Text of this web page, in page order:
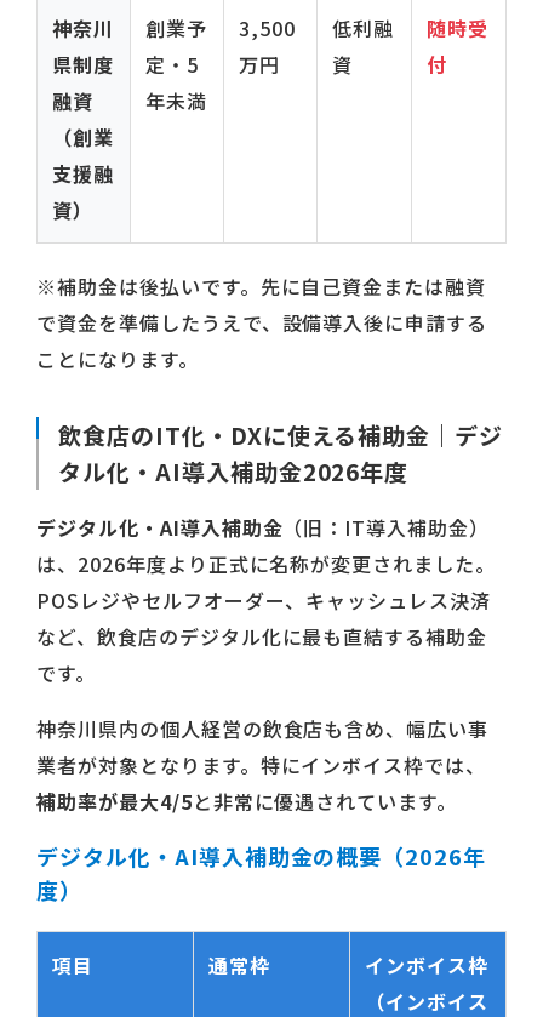
神奈川
県制度
融資
（創業
支援融
資）
創業予
定・5
年未満
3,500
万円
低利融
資
随時受
付
※補助金は後払いです。先に自己資金または融資
で資金を準備したうえで、設備導入後に申請する
ことになります。
飲食店のIT化・DXに使える補助金｜デジ
タル化・AI導入補助金2026年度
デジタル化・AI導入補助金 （旧：IT導入補助金）
は、2026年度より正式に名称が変更されました。
POSレジやセルフオーダー、キャッシュレス決済
など、飲食店のデジタル化に最も直結する補助金
です。
神奈川県内の個人経営の飲食店も含め、幅広い事
業者が対象となります。特にインボイス枠では、
補助率が最大4/5と非常に優遇されています。
デジタル化・AI導入補助金の概要（2026年
度）
項目 通常枠
インボイス枠
（インボイス